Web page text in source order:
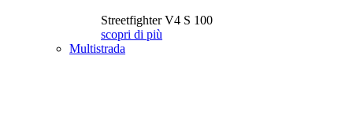
Streetfighter V4 S 100
scopri di più
Multistrada